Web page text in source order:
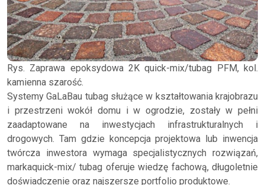
Rys. Zaprawa epoksydowa 2K quick-mix/tubag PFM, kol.
kamienna szarość.
Systemy GaLaBau tubag służące w kształtowania krajobrazu
i przestrzeni wokół domu i w ogrodzie, zostały w pełni
zaadaptowane na inwestycjach infrastrukturalnych i
drogowych. Tam gdzie koncepcja projektowa lub inwencja
twórcza inwestora wymaga specjalistycznych rozwiązań,
markaquick-mix/ tubag oferuje wiedzę fachową, długoletnie
doświadczenie oraz najszersze portfolio produktowe.